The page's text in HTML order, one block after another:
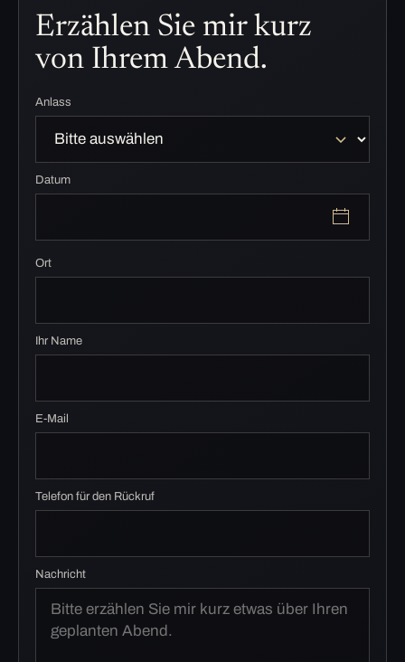
Erzählen Sie mir kurz
von Ihrem Abend.
Anlass
Datum
Ort
Ihr Name
E-Mail
Telefon für den Rückruf
Nachricht